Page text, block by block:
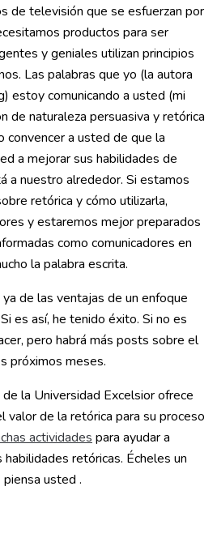
de televisión que se esfuerzan por
productos para ser
y geniales utilizan principios
Las palabras que yo (la autora
estoy comunicando a usted (mi
de naturaleza persuasiva y retórica
a usted de que la
a mejorar sus habilidades de
a nuestro alrededor. Si estamos
retórica y cómo utilizarla,
y estaremos mejor preparados
como comunicadores en
la palabra escrita.
de las ventajas de un enfoque
es así, he tenido éxito. Si no es
pero habrá más posts sobre el
próximos meses.
la Universidad Excelsior ofrece
valor de la retórica para su proceso
actividades para ayudar a
retóricas. Écheles un
usted .